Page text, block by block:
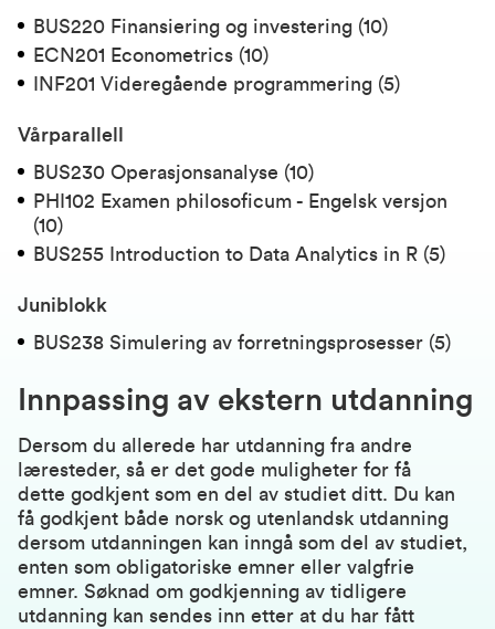
BUS220 Finansiering og investering (10)
ECN201 Econometrics (10)
INF201 Videregående programmering (5)
Vårparallell
BUS230 Operasjonsanalyse (10)
PHI102 Examen philosoficum - Engelsk versjon
(10)
BUS255 Introduction to Data Analytics in R (5)
Juniblokk
BUS238 Simulering av forretningsprosesser (5)
Innpassing av ekstern utdanning
Dersom du allerede har utdanning fra andre
læresteder, så er det gode muligheter for få
dette godkjent som en del av studiet ditt. Du kan
få godkjent både norsk og utenlandsk utdanning
dersom utdanningen kan inngå som del av studiet,
enten som obligatoriske emner eller valgfrie
emner. Søknad om godkjenning av tidligere
utdanning kan sendes inn etter at du har fått